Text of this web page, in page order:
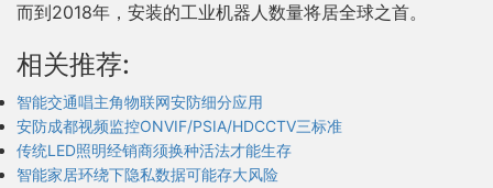
而到2018年，安装的工业机器人数量将居全球之首。
相关推荐:
智能交通唱主角物联网安防细分应用
安防成都视频监控ONVIF/PSIA/HDCCTV三标准
传统LED照明经销商须换种活法才能生存
智能家居环绕下隐私数据可能存大风险